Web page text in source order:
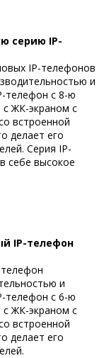
серию IP-
IP-телефонов
и
телефон с 8-ю
ЖК-экраном с
встроенной
делает его
Серия IP-
себе высокое
IP-телефон
и
телефон с 6-ю
ЖК-экраном с
встроенной
делает его